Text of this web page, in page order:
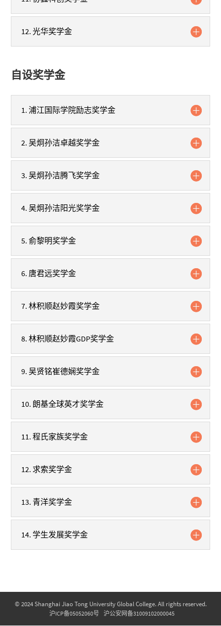
12. 光华奖学金
自设奖学金
1. 浦江国际学院励志奖学金
2. 吴炯孙洁卓越奖学金
3. 吴炯孙洁腾飞奖学金
4. 吴炯孙洁阳光奖学金
5. 俞黎明奖学金
6. 唐君远奖学金
7. 林积顺赵妙霞奖学金
8. 林积顺赵妙霞GDP奖学金
9. 吴贤铭崔德娴奖学金
10. 朗基全球英才奖学金
11. 程氏家族奖学金
12. 求索奖学金
13. 青洋奖学金
14. 学生发展奖学金
© 2024 Shanghai Jiao Tong University Global College. All rights reserved.
沪ICP备05052060号 沪公安网备31009102000045